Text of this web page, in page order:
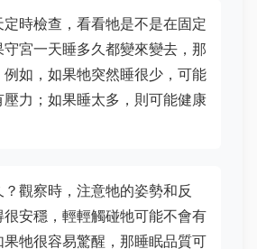
時檢查，看看牠是不是在固定
宮一天睡多久都變來變去，那
如，如果牠突然睡很少，可能
力；如果睡太多，則可能健康
觀察時，注意牠的姿勢和反
很安穩，輕輕觸碰牠可能不會有
牠很容易驚醒，那睡眠品質可